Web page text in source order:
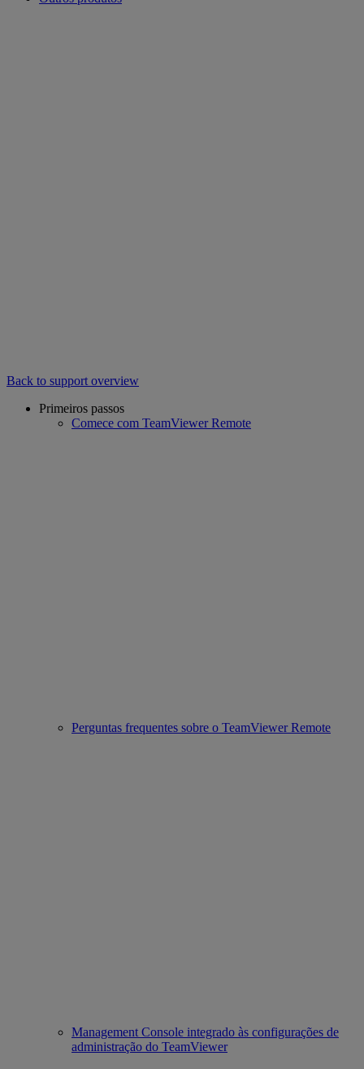
Back to support overview
Primeiros passos
Comece com TeamViewer Remote
Perguntas frequentes sobre o TeamViewer Remote
Management Console integrado às configurações de
administração do TeamViewer